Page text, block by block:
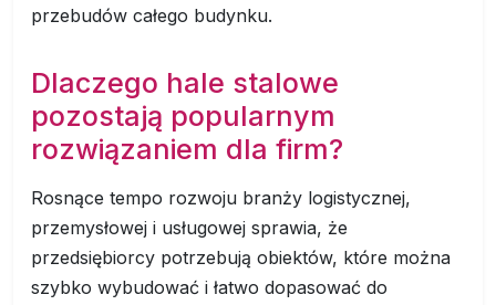
przebudów całego budynku.
Dlaczego hale stalowe
pozostają popularnym
rozwiązaniem dla firm?
Rosnące tempo rozwoju branży logistycznej,
przemysłowej i usługowej sprawia, że
przedsiębiorcy potrzebują obiektów, które można
szybko wybudować i łatwo dopasować do